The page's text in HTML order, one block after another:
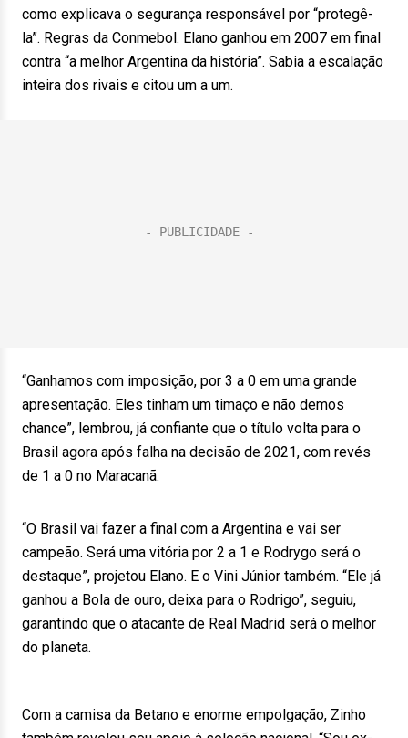
como explicava o segurança responsável por “protegê-
la”. Regras da Conmebol. Elano ganhou em 2007 em final
contra “a melhor Argentina da história”. Sabia a escalação
inteira dos rivais e citou um a um.
“Ganhamos com imposição, por 3 a 0 em uma grande
apresentação. Eles tinham um timaço e não demos
chance”, lembrou, já confiante que o título volta para o
Brasil agora após falha na decisão de 2021, com revés
de 1 a 0 no Maracanã.
“O Brasil vai fazer a final com a Argentina e vai ser
campeão. Será uma vitória por 2 a 1 e Rodrygo será o
destaque”, projetou Elano. E o Vini Júnior também. “Ele já
ganhou a Bola de ouro, deixa para o Rodrigo”, seguiu,
garantindo que o atacante de Real Madrid será o melhor
do planeta.
Com a camisa da Betano e enorme empolgação, Zinho